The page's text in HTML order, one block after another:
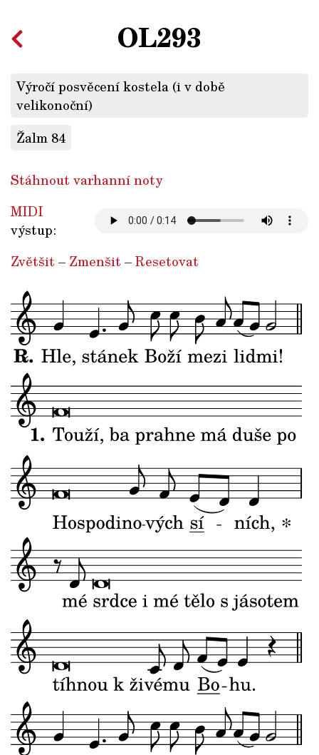
OL293
Výročí posvěcení kostela (i v době
velikonoční)
Žalm 84
Stáhnout varhanní noty
MIDI
výstup:
Zvětšit – Zmenšit –Resetovat